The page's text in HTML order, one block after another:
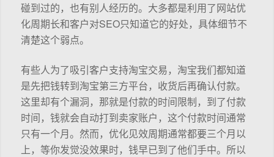
碰到过的，也有别人经历的。大多都是利用了网站优
化周期长和客户对SEO只知道它的好处，具体细节不
清楚这个弱点。
有些人为了吸引客户支持淘宝交易，淘宝我们都知道
是先把钱转到淘宝第三方平台，收货后再确认付款。
这里却有个漏洞，那就是付款的时间限制，到了付款
时间，钱就会自动打到卖家账户，这个付款时间通常
只有一个月。然而，优化见效周期通常都要三个月以
上，等你发觉没效果时，钱早已到了他们手中。所以